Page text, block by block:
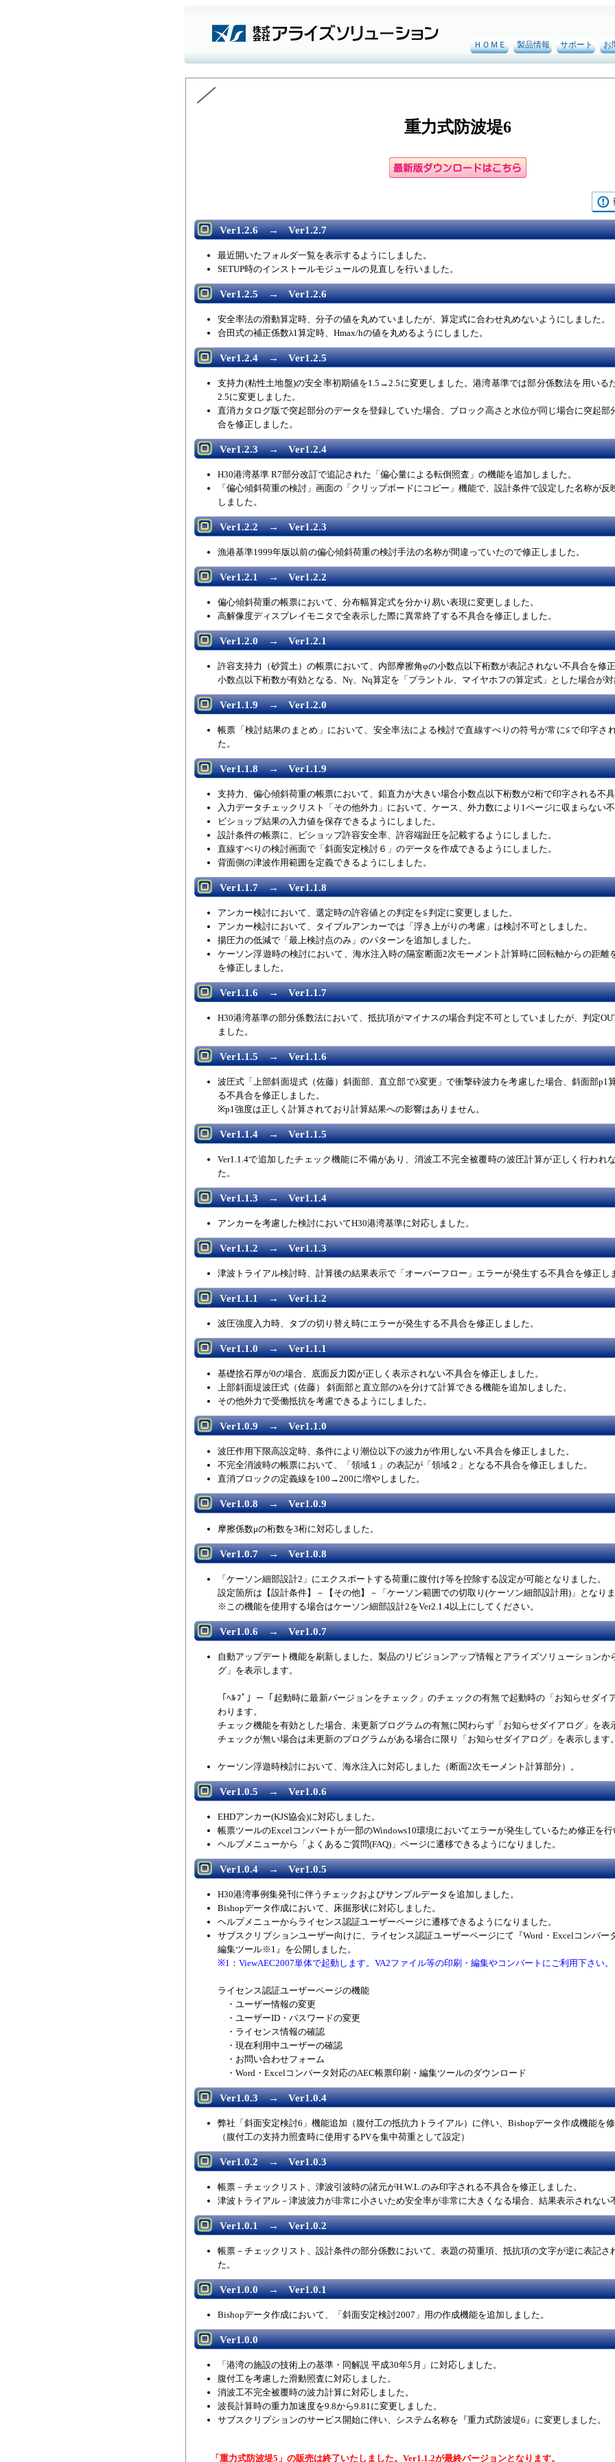
ＨＯＭＥ 製品情報 サポート お
重力式防波堤6
Ver1.2.6 → Ver1.2.7
最近開いたフォルダ一覧を表示するようにしました。
SETUP時のインストールモジュールの見直しを行いました。
Ver1.2.5 → Ver1.2.6
安全率法の滑動算定時、分子の値を丸めていましたが、算定式に合わせ丸めないようにしました。
合田式の補正係数λ1算定時、Hmax/hの値を丸めるようにしました。
Ver1.2.4 → Ver1.2.5
支持力(粘性土地盤)の安全率初期値を1.5→2.5に変更しました。港湾基準では部分係数法を用いる
2.5に変更しました。
直消カタログ版で突起部分のデータを登録していた場合、ブロック高さと水位が同じ場合に突起部
合を修正しました。
Ver1.2.3 → Ver1.2.4
H30港湾基準 R7部分改訂で追記された「偏心量による転倒照査」の機能を追加しました。
「偏心傾斜荷重の検討」画面の「クリップボードにコピー」機能で、設計条件で設定した名称が反
しました。
Ver1.2.2 → Ver1.2.3
漁港基準1999年版以前の偏心傾斜荷重の検討手法の名称が間違っていたので修正しました。
Ver1.2.1 → Ver1.2.2
偏心傾斜荷重の帳票において、分布幅算定式を分かり易い表現に変更しました。
高解像度ディスプレイモニタで全表示した際に異常終了する不具合を修正しました。
Ver1.2.0 → Ver1.2.1
許容支持力（砂質土）の帳票において、内部摩擦角φの小数点以下桁数が表記されない不具合を修
小数点以下桁数が有効となる、Nγ、Nq算定を「プラントル、マイヤホフの算定式」とした場合が
Ver1.1.9 → Ver1.2.0
帳票「検討結果のまとめ」において、安全率法による検討で直線すべりの符号が常に≦で印字さ
た。
Ver1.1.8 → Ver1.1.9
支持力、偏心傾斜荷重の帳票において、鉛直力が大きい場合小数点以下桁数が2桁で印字される不
入力データチェックリスト「その他外力」において、ケース、外力数により1ページに収まらない
ビショップ結果の入力値を保存できるようにしました。
設計条件の帳票に、ビショップ許容安全率、許容端趾圧を記載するようにしました。
直線すべりの検討画面で「斜面安定検討６」のデータを作成できるようにしました。
背面側の津波作用範囲を定義できるようにしました。
Ver1.1.7 → Ver1.1.8
アンカー検討において、選定時の許容値との判定を≦判定に変更しました。
アンカー検討において、タイブルアンカーでは「浮き上がりの考慮」は検討不可としました。
揚圧力の低減で「最上検討点のみ」のパターンを追加しました。
ケーソン浮遊時の検討において、海水注入時の隔室断面2次モーメント計算時に回転軸からの距離
を修正しました。
Ver1.1.6 → Ver1.1.7
H30港湾基準の部分係数法において、抵抗項がマイナスの場合判定不可としていましたが、判定
ました。
Ver1.1.5 → Ver1.1.6
波圧式「上部斜面堤式（佐藤）斜面部、直立部でλ変更」で衝撃砕波力を考慮した場合、斜面部p1
る不具合を修正しました。
※p1強度は正しく計算されており計算結果への影響はありません。
Ver1.1.4 → Ver1.1.5
Ver1.1.4で追加したチェック機能に不備があり、消波工不完全被覆時の波圧計算が正しく行われ
た。
Ver1.1.3 → Ver1.1.4
アンカーを考慮した検討においてH30港湾基準に対応しました。
Ver1.1.2 → Ver1.1.3
津波トライアル検討時、計算後の結果表示で「オーバーフロー」エラーが発生する不具合を修正し
Ver1.1.1 → Ver1.1.2
波圧強度入力時、タブの切り替え時にエラーが発生する不具合を修正しました。
Ver1.1.0 → Ver1.1.1
基礎捨石厚が0の場合、底面反力図が正しく表示されない不具合を修正しました。
上部斜面堤波圧式（佐藤） 斜面部と直立部のλを分けて計算できる機能を追加しました。
その他外力で受働抵抗を考慮できるようにしました。
Ver1.0.9 → Ver1.1.0
波圧作用下限高設定時、条件により潮位以下の波力が作用しない不具合を修正しました。
不完全消波時の帳票において、「領域１」の表記が「領域２」となる不具合を修正しました。
直消ブロックの定義線を100→200に増やしました。
Ver1.0.8 → Ver1.0.9
摩擦係数μの桁数を3桁に対応しました。
Ver1.0.7 → Ver1.0.8
「ケーソン細部設計2」にエクスポートする荷重に腹付け等を控除する設定が可能となりました。
設定箇所は【設計条件】－【その他】－「ケーソン範囲での切取り(ケーソン細部設計用)」となり
※この機能を使用する場合はケーソン細部設計2をVer2.1.4以上にしてください。
Ver1.0.6 → Ver1.0.7
自動アップデート機能を刷新しました。製品のリビジョンアップ情報とアライズソリューションか
グ」を表示します。
「ﾍﾙﾌﾟ」－「起動時に最新バージョンをチェック」のチェックの有無で起動時の「お知らせダイ
わります。
チェック機能を有効とした場合、未更新プログラムの有無に関わらず「お知らせダイアログ」を表
チェックが無い場合は未更新のプログラムがある場合に限り「お知らせダイアログ」を表示します
ケーソン浮遊時検討において、海水注入に対応しました（断面2次モーメント計算部分）。
Ver1.0.5 → Ver1.0.6
EHDアンカー(KJS協会)に対応しました。
帳票ツールのExcelコンバートが一部のWindows10環境においてエラーが発生しているため修正を
ヘルプメニューから「よくあるご質問(FAQ)」ページに遷移できるようになりました。
Ver1.0.4 → Ver1.0.5
H30港湾事例集発刊に伴うチェックおよびサンプルデータを追加しました。
Bishopデータ作成において、床掘形状に対応しました。
ヘルプメニューからライセンス認証ユーザーページに遷移できるようになりました。
サブスクリプションユーザー向けに、ライセンス認証ユーザーページにて『Word・Excelコンバー
編集ツール※1』を公開しました。
※1：ViewAEC2007単体で起動します。VA2ファイル等の印刷・編集やコンバートにご利用下さい。
ライセンス認証ユーザーページの機能
・ユーザー情報の変更
・ユーザーID・パスワードの変更
・ライセンス情報の確認
・現在利用中ユーザーの確認
・お問い合わせフォーム
・Word・Excelコンバータ対応のAEC帳票印刷・編集ツールのダウンロード
Ver1.0.3 → Ver1.0.4
弊社「斜面安定検討6」機能追加（腹付工の抵抗力トライアル）に伴い、Bishopデータ作成機能を
（腹付工の支持力照査時に使用するPVを集中荷重として設定）
Ver1.0.2 → Ver1.0.3
帳票－チェックリスト、津波引波時の諸元がH.W.L.のみ印字される不具合を修正しました。
津波トライアル－津波波力が非常に小さいため安全率が非常に大きくなる場合、結果表示されない
Ver1.0.1 → Ver1.0.2
帳票－チェックリスト、設計条件の部分係数において、表題の荷重項、抵抗項の文字が逆に表記さ
た。
Ver1.0.0 → Ver1.0.1
Bishopデータ作成において、「斜面安定検討2007」用の作成機能を追加しました。
Ver1.0.0
「港湾の施設の技術上の基準・同解説 平成30年5月」に対応しました。
腹付工を考慮した滑動照査に対応しました。
消波工不完全被覆時の波力計算に対応しました。
波長計算時の重力加速度を9.8から9.81に変更しました。
サブスクリプションのサービス開始に伴い、システム名称を『重力式防波堤6』に変更しました。
「重力式防波堤5」の販売は終了いたしました。Ver1.1.2が最終バージョンとなります。